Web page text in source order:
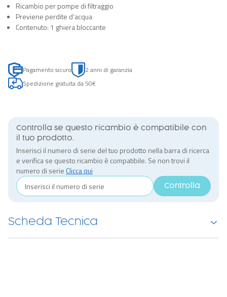
Ricambio per pompe di filtraggio
Previene perdite d’acqua
Contenuto: 1 ghiera bloccante
Pagamento sicuro
2 anni di garanzia
Spedizione gratuita da 50€
Controlla se questo ricambio è compatibile con
il tuo prodotto.
Inserisci il numero di serie del tuo prodotto nella barra di ricerca
e verifica se questo ricambio è compatibile. Se non trovi il
numero di serie Clicca qui
Controlla
Scheda Tecnica